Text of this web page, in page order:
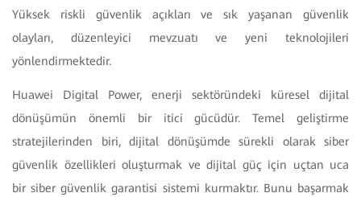
Yüksek riskli güvenlik açıkları ve sık yaşanan güvenlik
olayları, düzenleyici mevzuatı ve yeni teknolojileri
yönlendirmektedir.
Huawei Digital Power, enerji sektöründeki küresel dijital
dönüşümün önemli bir itici gücüdür. Temel geliştirme
stratejilerinden biri, dijital dönüşümde sürekli olarak siber
güvenlik özellikleri oluşturmak ve dijital güç için uçtan uca
bir siber güvenlik garantisi sistemi kurmaktır. Bunu başarmak